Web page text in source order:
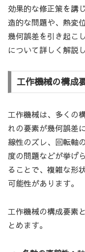
効果的な修正策を講
造的な問題や、熱変
幾何誤差を引き起こ
について詳しく解説
工作機械の構成
工作機械は、多くの
れの要素が幾何誤差
線性のズレ、回転軸
度の問題などが挙げ
ることで、複雑な形
可能性があります。
工作機械の構成要素
とめます。